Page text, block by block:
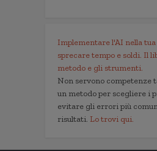
Implementare l'AI nella
sprecare tempo e soldi. Il
metodo e gli strumenti.
Non servono competenze
un metodo per scegliere i
evitare gli errori più
risultati. Lo trovi qui.